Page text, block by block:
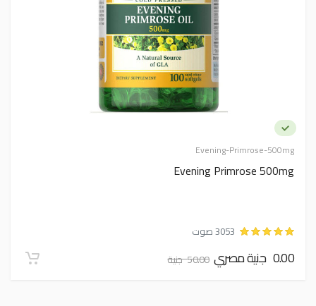
Evening-Primrose-500mg
Evening Primrose 500mg
3053 صوت
0.00 جنية مصري 50.00 جنية